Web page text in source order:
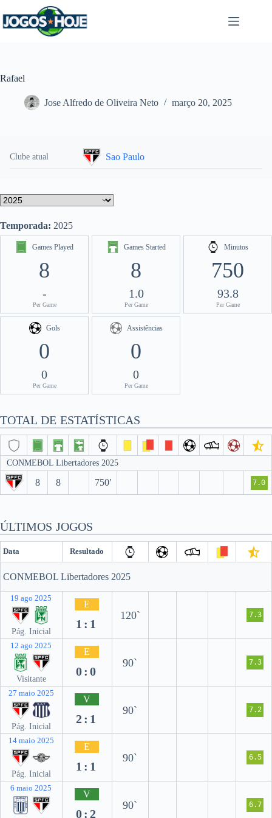
para
o
Rafael
Jose Alfredo de Oliveira Neto março 20, 2025
Clube atual Sao Paulo
Temporada: 2025
Games Played
8
-
Per Game
Games Started
8
1.0
Per Game
Minutos
750
93.8
Per Game
Gols
0
0
Per Game
Assistências
0
0
Per Game
TOTAL DE ESTATÍSTICAS
CONMEBOL Libertadores 2025
8 8 750′ 7.0
ÚLTIMOS JOGOS
Data Resultado
CONMEBOL Libertadores 2025
19 ago 2025
Pág. Inicial
E
1:1
120` 7.3
12 ago 2025
Visitante
E
0:0
90` 7.3
27 maio 2025
Pág. Inicial
V
2:1
90` 7.2
14 maio 2025
Pág. Inicial
E
1:1
90` 6.5
6 maio 2025
V
0:2
90` 6.7